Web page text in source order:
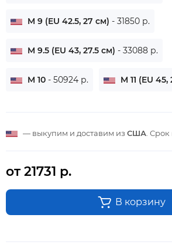
M 9 (EU 42.5, 27 см) - 31850 р.
M 9.5 (EU 43, 27.5 см) - 33088 р.
M 10 - 50924 р. M 11 (EU
— выкупим и доставим из США .
от 21731 р.
В корзину